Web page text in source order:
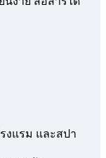
งแรม และสปา